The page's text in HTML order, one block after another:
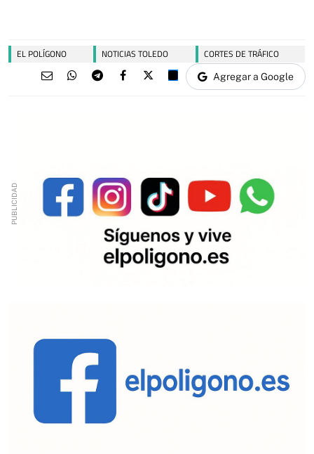
EL POLÍGONO NOTICIAS TOLEDO CORTES DE TRÁFICO
Agregar a Google